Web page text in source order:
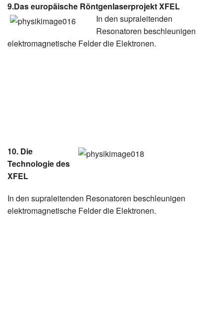
9.Das europäische Röntgenlaserprojekt XFEL
In den supraleitenden
Resonatoren beschleunigen
elektromagnetische Felder die Elektronen.
10. Die
Technologie des
XFEL
In den supraleitenden Resonatoren beschleunigen
elektromagnetische Felder die Elektronen.